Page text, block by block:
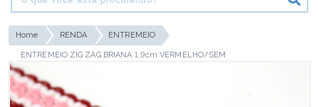
Home RENDA ENTREMEIO
ENTREMEIO ZIG ZAG BRIANA 1,9cm VERMELHO/SEM
BENEFICIAMENTO/ROSA BEBÊ 50m